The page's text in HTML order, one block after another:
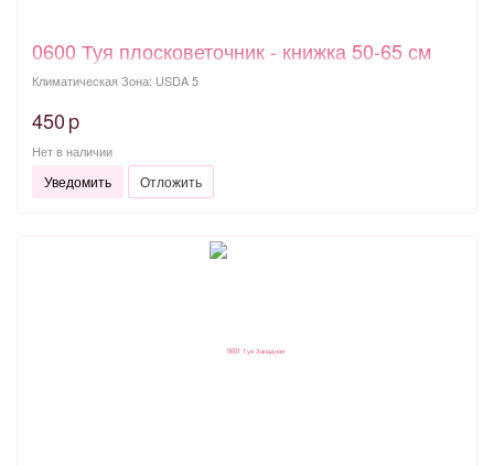
0600 Туя плосковеточник - книжка 50-65 см
Климатическая Зона: USDA 5
450 p
Нет в наличии
Уведомить Отложить